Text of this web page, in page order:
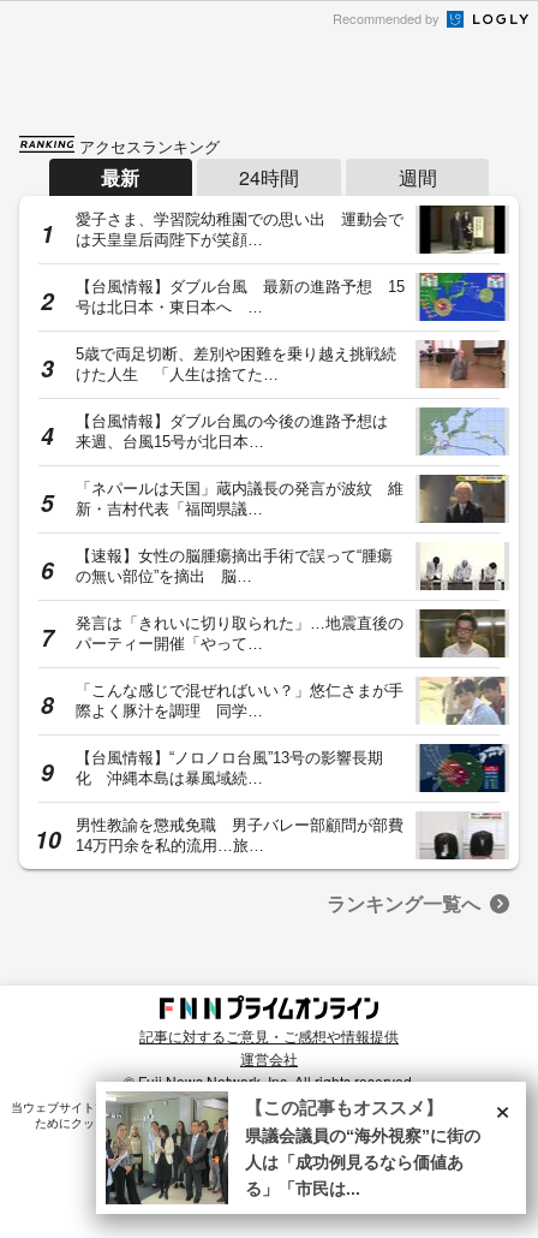
Recommended by
アクセスランキング
最新 24時間 週間
愛子さま、学習院幼稚園での思い出 運動会で
は天皇皇后両陛下が笑顔…
【台風情報】ダブル台風 最新の進路予想 15
号は北日本・東日本へ …
5歳で両足切断、差別や困難を乗り越え挑戦続
けた人生 「人生は捨てた…
【台風情報】ダブル台風の今後の進路予想は
来週、台風15号が北日本…
「ネパールは天国」蔵内議長の発言が波紋 維
新・吉村代表「福岡県議…
【速報】女性の脳腫瘍摘出手術で誤って“腫瘍
の無い部位”を摘出 脳…
発言は「きれいに切り取られた」…地震直後の
パーティー開催「やって…
「こんな感じで混ぜればいい？」悠仁さまが手
際よく豚汁を調理 同学…
【台風情報】“ノロノロ台風”13号の影響長期
化 沖縄本島は暴風域続…
男性教諭を懲戒免職 男子バレー部顧問が部費
14万円余を私的流用…旅…
ランキング一覧へ
記事に対するご意見・ご感想や情報提供
運営会社
© Fuji News Network, Inc. All rights reserved.
当ウェブサイトでは、ユーザのニーズ・興味・関⼼に合致したコンテンツや広告配信を提供する
ためにクッキーを使⽤しています。詳細は、
プライバシーポリシー をご確認ください。×
【この記事もオススメ】
県議会議員の“海外視察”に街の
人は「成功例見るなら価値あ
る」「市民は...